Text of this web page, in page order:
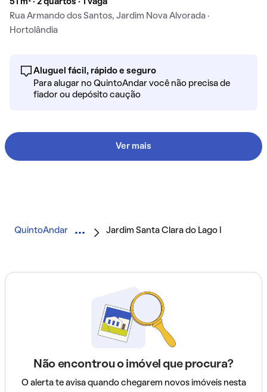
Rua Armando dos Santos, Jardim Nova Alvorada ·
Hortolândia
Aluguel fácil, rápido e seguro
Para alugar no QuintoAndar você não precisa de
fiador ou depósito caução
Ver mais
QuintoAndar Jardim Santa Clara do Lago I
Não encontrou o imóvel que procura?
O alerta te avisa quando chegarem novos imóveis nesta